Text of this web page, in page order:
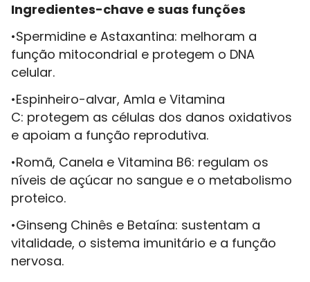
Ingredientes-chave e suas funções
•Spermidine e Astaxantina: melhoram a
função mitocondrial e protegem o DNA
celular.
•Espinheiro-alvar, Amla e Vitamina
C: protegem as células dos danos oxidativos
e apoiam a função reprodutiva.
•Romã, Canela e Vitamina B6: regulam os
níveis de açúcar no sangue e o metabolismo
proteico.
•Ginseng Chinês e Betaína: sustentam a
vitalidade, o sistema imunitário e a função
nervosa.